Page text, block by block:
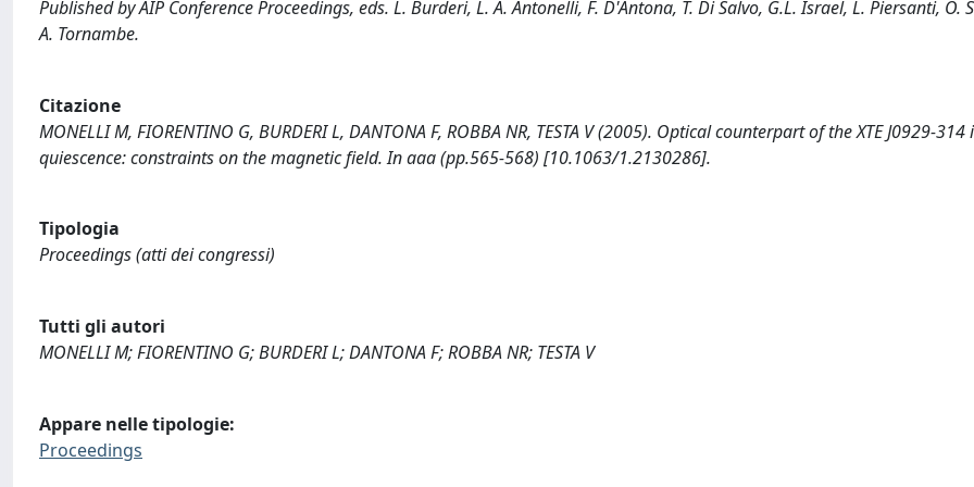
Published by AIP Conference Proceedings, eds. L. Burderi, L. A. Antonelli, F. D'Antona, T. Di Salvo, G.L. Israel, L. Piersanti, O.
A. Tornambe.
Citazione
MONELLI M, FIORENTINO G, BURDERI L, DANTONA F, ROBBA NR, TESTA V (2005). Optical counterpart of the XTE J0929-314
quiescence: constraints on the magnetic field. In aaa (pp.565-568) [10.1063/1.2130286].
Tipologia
Proceedings (atti dei congressi)
Tutti gli autori
MONELLI M; FIORENTINO G; BURDERI L; DANTONA F; ROBBA NR; TESTA V
Appare nelle tipologie:
Proceedings